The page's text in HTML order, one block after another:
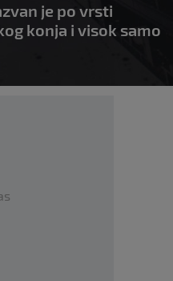
je po vrsti
konja i visok samo